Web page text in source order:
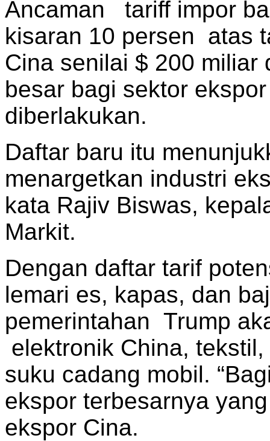
Ancaman tariff impor
kisaran 10 persen atas
Cina senilai $ 200 miliar
besar bagi sektor
diberlakukan.
Daftar baru itu
menargetkan industri
kata Rajiv Biswas,
Markit.
Dengan daftar tarif
lemari es, kapas, dan
pemerintahan Trump
elektronik China,
suku cadang mobil.
ekspor terbesarnya
ekspor Cina.